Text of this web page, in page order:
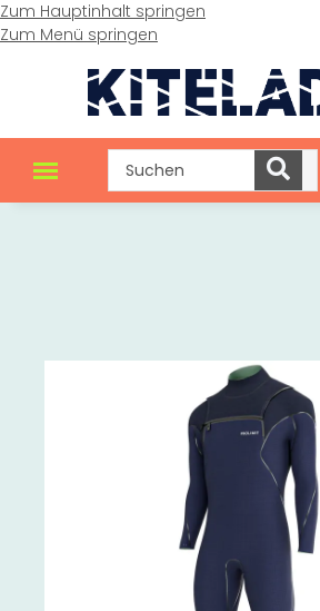
Zum Hauptinhalt springen
Zum Menü springen